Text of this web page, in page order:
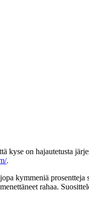
on hajautetusta
.
kymmeniä prosentteja
rahaa.